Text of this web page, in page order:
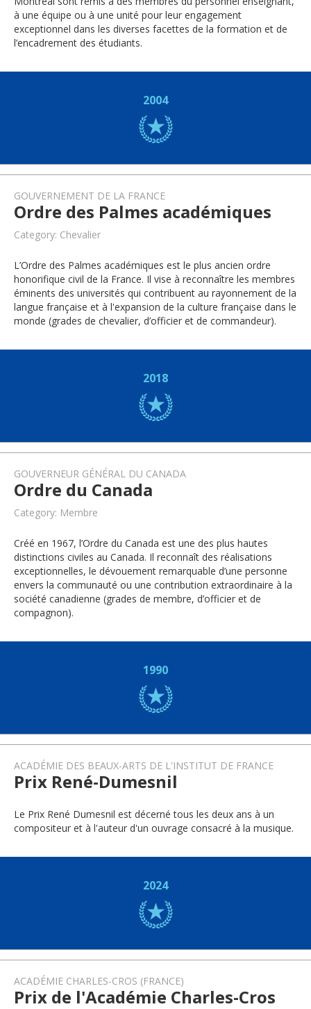
à une équipe ou à une unité pour leur engagement
exceptionnel dans les diverses facettes de la formation et de
l’encadrement des étudiants.
2004
GOUVERNEMENT DE LA FRANCE
Ordre des Palmes académiques
Category: Chevalier
L’Ordre des Palmes académiques est le plus ancien ordre
honorifique civil de la France. Il vise à reconnaître les membres
éminents des universités qui contribuent au rayonnement de la
langue française et à l'expansion de la culture française dans le
monde (grades de chevalier, d’officier et de commandeur).
2018
GOUVERNEUR GÉNÉRAL DU CANADA
Ordre du Canada
Category: Membre
Créé en 1967, l’Ordre du Canada est une des plus hautes
distinctions civiles au Canada. Il reconnaît des réalisations
exceptionnelles, le dévouement remarquable d’une personne
envers la communauté ou une contribution extraordinaire à la
société canadienne (grades de membre, d’officier et de
compagnon).
1990
ACADÉMIE DES BEAUX-ARTS DE L'INSTITUT DE FRANCE
Prix René-Dumesnil
Le Prix René Dumesnil est décerné tous les deux ans à un
compositeur et à l'auteur d'un ouvrage consacré à la musique.
2024
ACADÉMIE CHARLES-CROS (FRANCE)
Prix de l'Académie Charles-Cros